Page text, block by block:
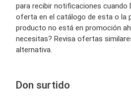
para recibir notificaciones cuando
oferta en el catálogo de esta o la
producto no está en promoción
necesitas? Revisa ofertas
alternativa.
Don surtido